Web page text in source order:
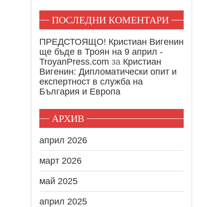
ПОСЛЕДНИ КОМЕНТАРИ
ПРЕДСТОЯЩО! Кристиан Вигенин
ще бъде в Троян на 9 април -
TroyanPress.com за Кристиан
Вигенин: Дипломатически опит и
експертност в служба на
България и Европа
АРХИВ
април 2026
март 2026
май 2025
април 2025